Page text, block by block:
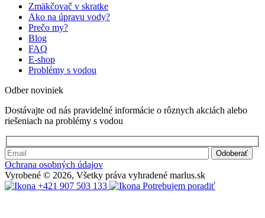
Zmäkčovač v skratke
Ako na úpravu vody?
Prečo my?
Blog
FAQ
E-shop
Problémy s vodou
Odber noviniek
Dostávajte od nás pravidelné informácie o rôznych akciách alebo
riešeniach na problémy s vodou
Ochrana osobných údajov
Vyrobené © 2026, Všetky práva vyhradené marlus.sk
+421 907 503 133
Potrebujem poradiť